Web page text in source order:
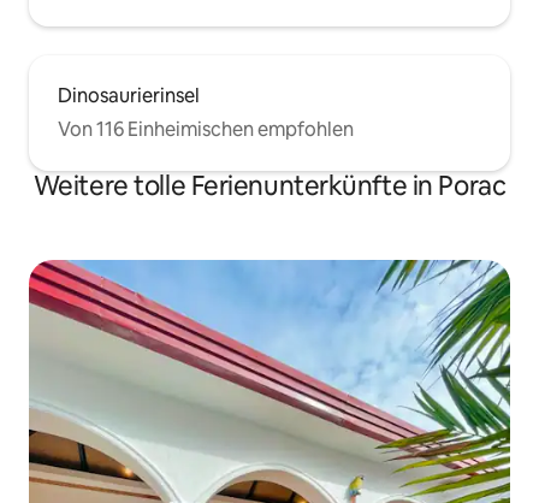
Dinosaurierinsel
Von 116 Einheimischen empfohlen
Weitere tolle Ferienunterkünfte in Porac